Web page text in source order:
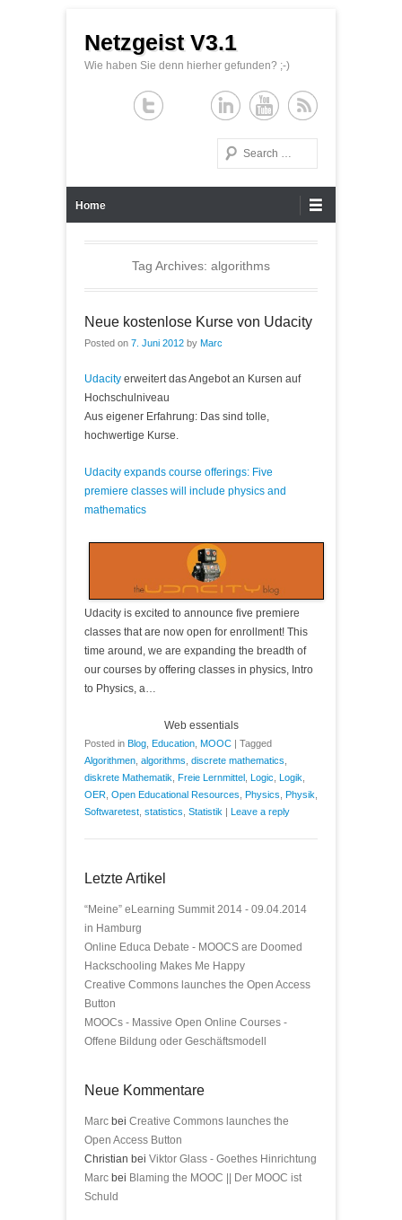
Netzgeist V3.1
Wie haben Sie denn hierher gefunden? ;-)
Search
Home
Tag Archives: algorithms
Neue kostenlose Kurse von Udacity
Posted on 7. Juni 2012 by Marc
Udacity erweitert das Angebot an Kursen auf
Hochschulniveau
Aus eigener Erfahrung: Das sind tolle,
hochwertige Kurse.
Udacity expands course offerings: Five
premiere classes will include physics and
mathematics
Udacity is excited to announce five premiere
classes that are now open for enrollment! This
time around, we are expanding the breadth of
our courses by offering classes in physics, Intro
to Physics, a…
Web essentials
Posted in Blog Education MOOC | Tagged
Algorithmen algorithms discrete mathematics
diskrete Mathematik Freie Lernmittel Logic Logik
OER Open Educational Resources Physics Physik
Softwaretest statistics Statistik | Leave a reply
Letzte Artikel
“Meine” eLearning Summit 2014 - 09.04.2014
in Hamburg
Online Educa Debate - MOOCS are Doomed
Hackschooling Makes Me Happy
Creative Commons launches the Open Access
Button
MOOCs - Massive Open Online Courses -
Offene Bildung oder Geschäftsmodell
Neue Kommentare
Marc bei Creative Commons launches the
Open Access Button
Christian bei Viktor Glass - Goethes Hinrichtung
Marc bei Blaming the MOOC || Der MOOC ist
Schuld